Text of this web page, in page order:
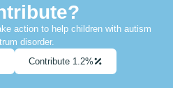
action to help children with autism
disorder.
Contribute 1.2%